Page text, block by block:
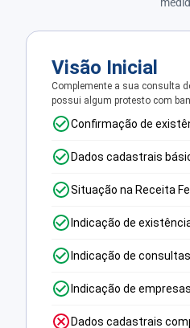
Visão Inicial
Complemente a sua consulta
possui algum protesto com
Confirmação de
Dados cadastrais
Situação na Receita
Indicação de
Indicação de
Indicação de
Dados cadastrais